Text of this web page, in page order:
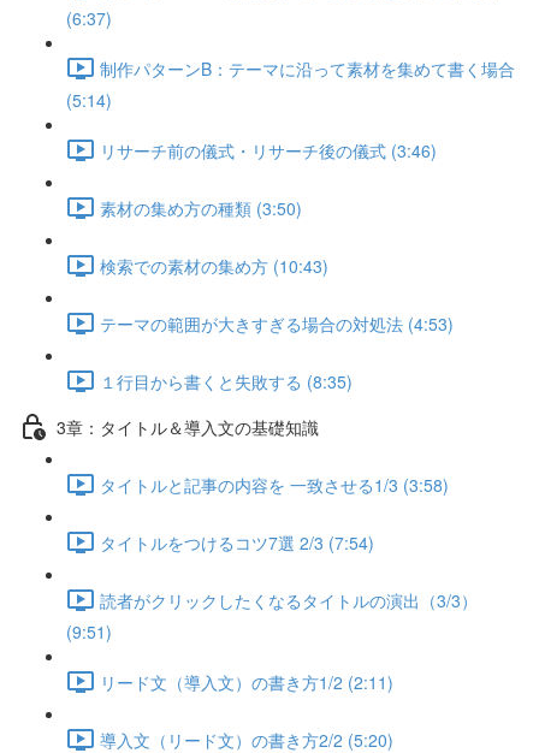
(6:37)
制作パターンB：テーマに沿って素材を集めて書く場合
(5:14)
リサーチ前の儀式・リサーチ後の儀式 (3:46)
素材の集め方の種類 (3:50)
検索での素材の集め方 (10:43)
テーマの範囲が大きすぎる場合の対処法 (4:53)
１行目から書くと失敗する (8:35)
3章：タイトル＆導入文の基礎知識
タイトルと記事の内容を 一致させる1/3 (3:58)
タイトルをつけるコツ7選 2/3 (7:54)
読者がクリックしたくなるタイトルの演出（3/3）
(9:51)
リード文（導入文）の書き方1/2 (2:11)
導入文（リード文）の書き方2/2 (5:20)